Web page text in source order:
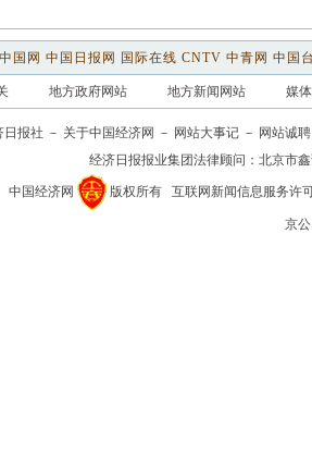
中国网 中国日报网 国际在线 CNTV 中青网 中国
地方政府网站 地方新闻网站 媒
日报社 － 关于中国经济网 － 网站大事记 － 网站诚聘
经济日报报业集团法律顾问： 北京市
中国经济网 版权所有 互联网新闻信息服务许
京